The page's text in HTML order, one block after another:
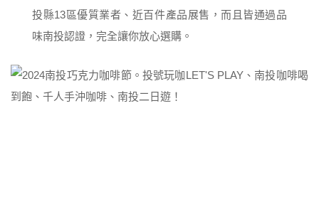
投縣13區優質業者、近百件產品展售，而且皆通過品
味南投認證，完全讓你放心選購。